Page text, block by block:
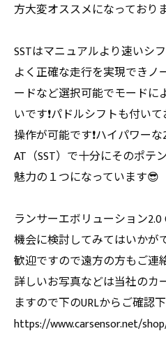
方大変オススメになっており
SSTはマニュアルより速いシ
よく正確な走行を実現できノ
ードなど選択可能でモードに
いです❗️パドルシフトも付い
操作が可能です❗️ハイパワー
AT（SST）で十分にそのポテ
魅力の１つになっています😎
ランサーエボリューション2.0
機会に検討してみてはいか
歓迎ですので遠方の方もご
詳しいお写真などは当社のカ
ますので下のURLからご確認
https://www.carsensor.net/